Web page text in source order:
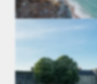
Normandie